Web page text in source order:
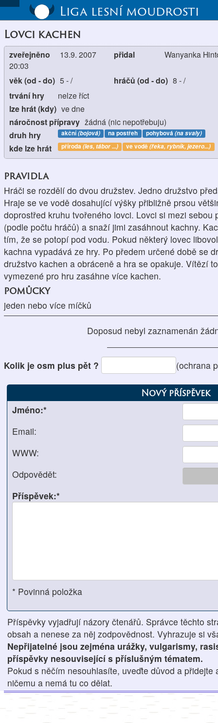
Liga lesní moudrosti
Lovci kachen
zveřejněno
13.9. 2007
20:03
přidal Wanyanka
věk (od - do) 5 -/ hráčů (od - do) 8 -/
trvání hry nelze říct
lze hrát (kdy) ve dne
náročnost přípravy žádná (nic nepotřebuju)
druh hry akční(bojová) na postřeh pohybová (na svaly)
kde lze hrát příroda(les, tábor ...) ve vodě(řeka, rybník, jezero...)
pravidla
Hráči se rozdělí do dvou družstev. Jedno družstvo
Hraje se ve vodě dosahující výšky přibližně prsou
doprostřed kruhu tvořeného lovci. Lovci si mezi
(podle počtu hráčů) a snaží jimi zasáhnout kachny.
tím, že se potopí pod vodu. Pokud některý lovec
kachna vypadává ze hry. Po předem určené době se
družstvo kachen a obráceně a hra se opakuje. Vítězí
vymezené pro hru zasáhne více kachen.
pomůcky
jeden nebo více míčků
Doposud nebyl zaznamenán
Kolik je osm plus pět ? (ochrana
Nový příspěvek
Jméno:*
Email:
WWW:
Odpovědět:
Příspěvek:*
* Povinná položka
Příspěvky vyjadřují názory čtenářů. Správce těchto
obsah a nenese za něj zodpovědnost. Vyhrazuje si
Nepřijatelné jsou zejména urážky, vulgarismy,
příspěvky nesouvisející s příslušným tématem.
Pokud s něčím nesouhlasíte, uveďte důvod a přidejte
ničemu a nemá tu co dělat.